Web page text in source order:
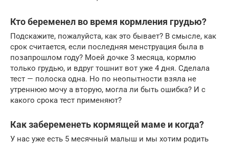
Кто беременел во время кормления грудью?
Подскажите, пожалуйста, как это бывает? В смысле, как
срок считается, если последняя менструация была в
позапрошлом году? Моей дочке 3 месяца, кормлю
только грудью, и вдруг тошнит вот уже 4 дня. Сделала
тест — полоска одна. Но по неопытности взяла не
утреннюю мочу а вторую, могла ли быть ошибка? И с
какого срока тест применяют?
Как забеременеть кормящей маме и когда?
У нас уже есть 5 месячный малыш и мы хотим родить